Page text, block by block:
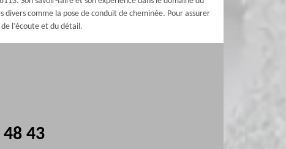
comme la pose de conduit de cheminée. Pour assurer
l’écoute et du détail.
43